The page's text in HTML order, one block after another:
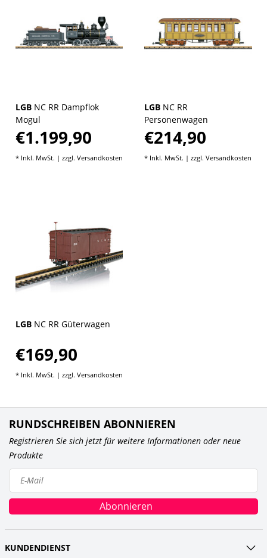
LGB NC RR Dampflok
Mogul
€1.199,90
* Inkl. MwSt. | zzgl. Versandkosten
LGB NC RR
Personenwagen
€214,90
* Inkl. MwSt. | zzgl. Versandkosten
LGB NC RR Güterwagen
€169,90
* Inkl. MwSt. | zzgl. Versandkosten
RUNDSCHREIBEN ABONNIEREN
Registrieren Sie sich jetzt für weitere Informationen oder neue
Produkte
Abonnieren
KUNDENDIENST